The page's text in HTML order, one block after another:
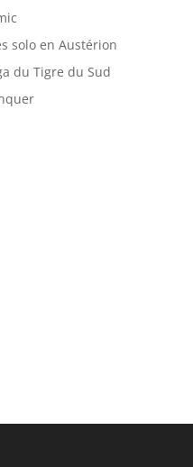
solo en Austérion
du Tigre du Sud